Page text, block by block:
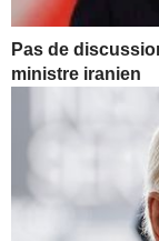
Pas de
ministre iranien